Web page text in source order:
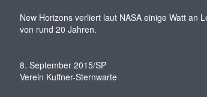
New Horizons verliert laut NASA einige Watt an
von rund 20 Jahren.
8. September 2015/SP
Verein Kuffner-Sternwarte